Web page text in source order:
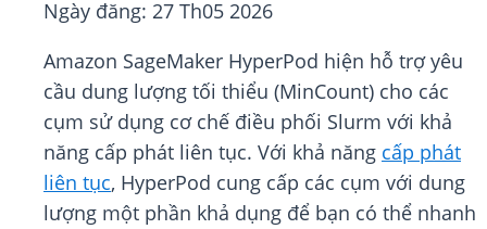
Ngày đăng: 27 Th05 2026
Amazon SageMaker HyperPod hiện hỗ trợ yêu
cầu dung lượng tối thiểu (MinCount) cho các
cụm sử dụng cơ chế điều phối Slurm với khả
năng cấp phát liên tục. Với khả năng cấp phát
liên tục, HyperPod cung cấp các cụm với dung
lượng một phần khả dụng để bạn có thể nhanh